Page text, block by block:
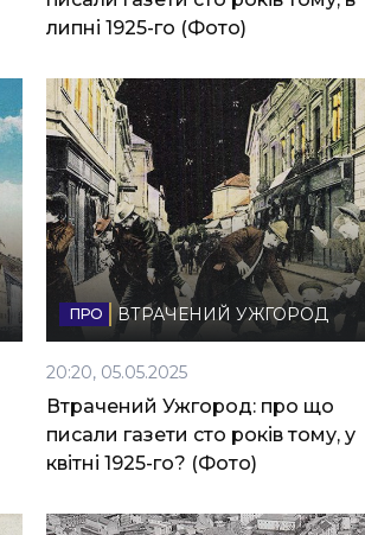
липні 1925-го (Фото)
ВТРАЧЕНИЙ УЖГОРОД
20:20, 05.05.2025
Втрачений Ужгород: про що
писали газети сто років тому, у
квітні 1925-го? (Фото)